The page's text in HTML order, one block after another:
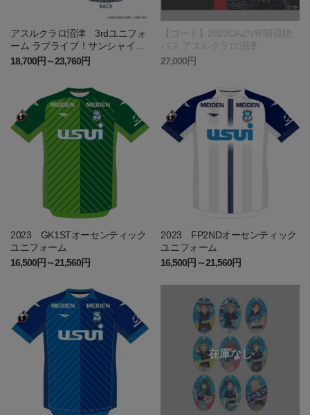
アスルクラロ沼津 3rdユニフォ
ーム ラブライブ！サンシャイ
ン!!2023エディション(FP)
18,700円～23,760円
【コード】2023DAZN年間視聴
パス アスルクラロ沼津
27,000円
2023 GK1STオーセンティック
ユニフォーム
16,500円～21,560円
2023 FP2NDオーセンティック
ユニフォーム
16,500円～21,560円